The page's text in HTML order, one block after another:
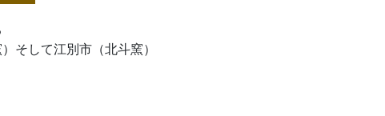
そして江別市（北斗窯）